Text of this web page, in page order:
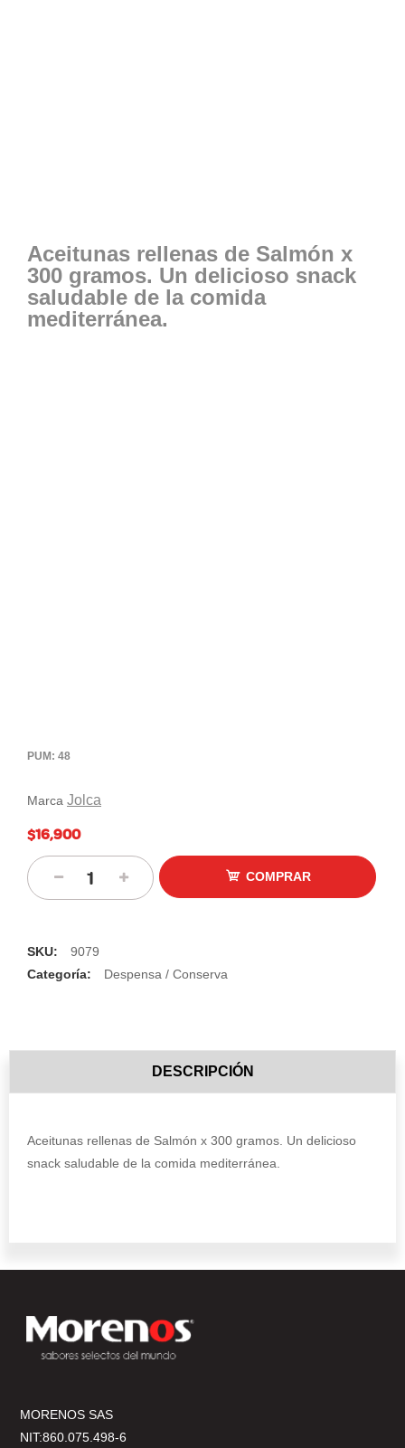
Aceitunas rellenas de Salmón x
300 gramos. Un delicioso snack
saludable de la comida
mediterránea.
PUM: 48
Marca Jolca
$16,900
COMPRAR
SKU:
9079
Categoría:
Despensa / Conserva
DESCRIPCIÓN
Aceitunas rellenas de Salmón x 300 gramos. Un delicioso
snack saludable de la comida mediterránea.
MORENOS SAS
NIT:860.075.498-6